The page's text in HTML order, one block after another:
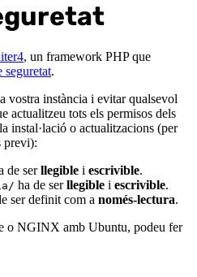
, un framework PHP que
seguretat.
vostra instància i evitar qualsevol
actualitzeu tots els permisos dels
instal·lació o actualitzacions (per
previ):
de serllegible i escrivible.
ha de serllegible i escrivible.
ser definit com a només-lectura.
o NGINX amb Ubuntu, podeu fer